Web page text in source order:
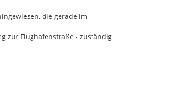
die gerade im
zur Flughafenstraße - zuständig